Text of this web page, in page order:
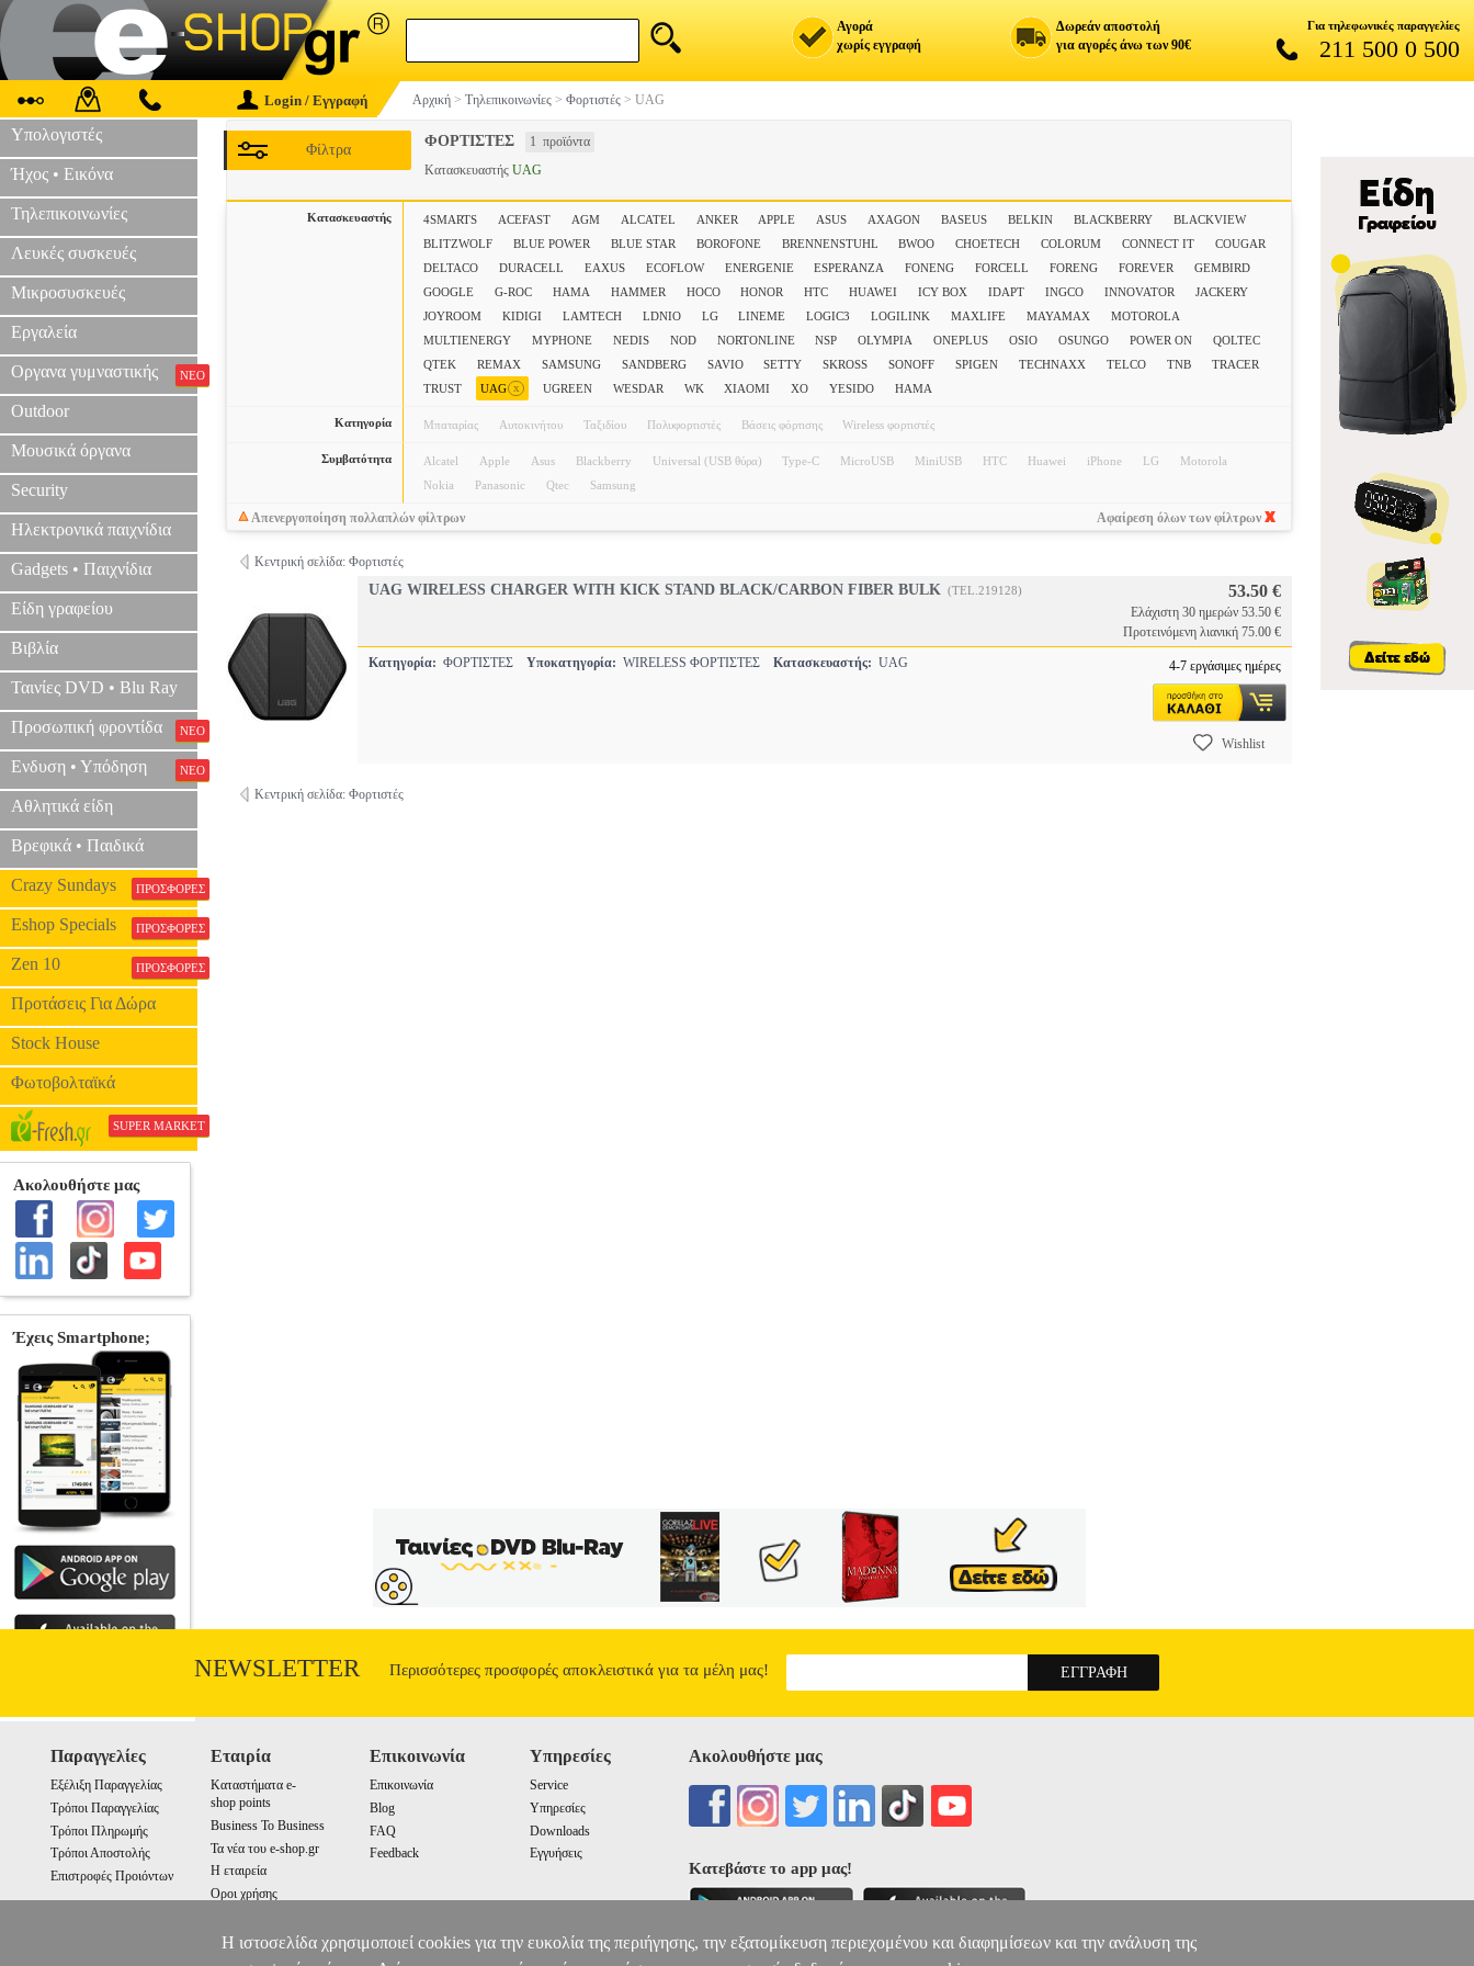
Αγορά
χωρίς εγγραφή
Δωρεάν αποστολή
για αγορές άνω των 90€
Για τηλεφωνικές παραγγελίες
211 500 0 500
Login / Εγγραφή Αρχική > Τηλεπικοινωνίες > Φορτιστές > UAG
Υπολογιστές
Ήχος • Εικόνα
Τηλεπικοινωνίες
Λευκές συσκευές
Μικροσυσκευές
Εργαλεία
Οργανα γυμναστικής ΝΕΟ
Outdoor
Μουσικά όργανα
Security
Ηλεκτρονικά παιχνίδια
Gadgets • Παιχνίδια
Είδη γραφείου
Βιβλία
Ταινίες DVD • Blu Ray
Προσωπική φροντίδα ΝΕΟ
Ενδυση • Υπόδηση ΝΕΟ
Αθλητικά είδη
Βρεφικά • Παιδικά
Crazy Sundays ΠΡΟΣΦΟΡΕΣ
Eshop Specials ΠΡΟΣΦΟΡΕΣ
Zen 10 ΠΡΟΣΦΟΡΕΣ
Προτάσεις Για Δώρα
Stock House
Φωτοβολταϊκά
SUPER MARKET
ΦΟΡΤΙΣΤΕΣ 1 προϊόντα
Φίλτρα
Κατασκευαστής UAG
Κατασκευαστής 4SMARTS ACEFAST AGM ALCATEL ANKER APPLE ASUS AXAGON BASEUS BELKIN BLACKBERRY
BLACKVIEW
BLITZWOLF
BLUE POWER BLUE STAR BOROFONE BRENNENSTUHL BWOO CHOETECH COLORUM CONNECT IT
COUGAR
DELTACO
DURACELL EAXUS ECOFLOW ENERGENIE ESPERANZA FONENG FORCELL FORENG FOREVER
GEMBIRD
GOOGLE
G-ROC HAMA HAMMER HOCO HONOR HTC HUAWEI ICY BOX IDAPT INGCO INNOVATOR
JACKERY
JOYROOM
KIDIGI LAMTECH LDNIO LG LINEME LOGIC3 LOGILINK MAXLIFE MAYAMAX
MOTOROLA
MULTIENERGY
MYPHONE NEDIS NOD NORTONLINE NSP OLYMPIA ONEPLUS OSIO OSUNGO POWER ON
QOLTEC
QTEK
REMAX SAMSUNG SANDBERG SAVIO SETTY SKROSS SONOFF SPIGEN TECHNAXX TELCO TNB
TRACER
TRUST
UAG x UGREEN WESDAR WK XIAOMI XO YESIDO ΗΑΜΑ
Κατηγορία Μπαταρίας Αυτοκινήτου Ταξιδίου Πολυφορτιστές Βάσεις φόρτισης Wireless φορτιστές
Συμβατότητα Alcatel Apple Asus Blackberry Universal (USB θύρα) Type-C MicroUSB MiniUSB HTC Huawei iPhone LG
Motorola
Nokia
Panasonic Qtec Samsung
Απενεργοποίηση πολλαπλών φίλτρων Αφαίρεση όλων των φίλτρων
Κεντρική σελίδα: Φορτιστές
UAG WIRELESS CHARGER WITH KICK STAND BLACK/CARBON FIBER BULK (TEL.219128) 53.50 €
Ελάχιστη 30 ημερών 53.50 €
Προτεινόμενη λιανική 75.00 €
Κατηγορία: ΦΟΡΤΙΣΤΕΣ Υποκατηγορία: WIRELESS ΦΟΡΤΙΣΤΕΣ Κατασκευαστής: UAG 4-7 εργάσιμες ημέρες
Wishlist
Κεντρική σελίδα: Φορτιστές
NEWSLETTER Περισσότερες προσφορές αποκλειστικά για τα μέλη μας!
Παραγγελίες
Εξέλιξη Παραγγελίας
Τρόποι Παραγγελίας
Τρόποι Πληρωμής
Τρόποι Αποστολής
Επιστροφές Προιόντων
Εταιρία
Καταστήματα e-
shop points
Business To Business
Τα νέα του e-shop.gr
Η εταιρεία
Οροι χρήσης
Επικοινωνία
Επικοινωνία
Blog
FAQ
Feedback
Υπηρεσίες
Service
Υπηρεσίες
Downloads
Εγγυήσεις
Ακολουθήστε μας
Κατεβάστε το app μας!
Η ιστοσελίδα χρησιμοποιεί cookies για την ευκολία της περιήγησης, την εξατομίκευση περιεχομένου και διαφημίσεων και την ανάλυση της